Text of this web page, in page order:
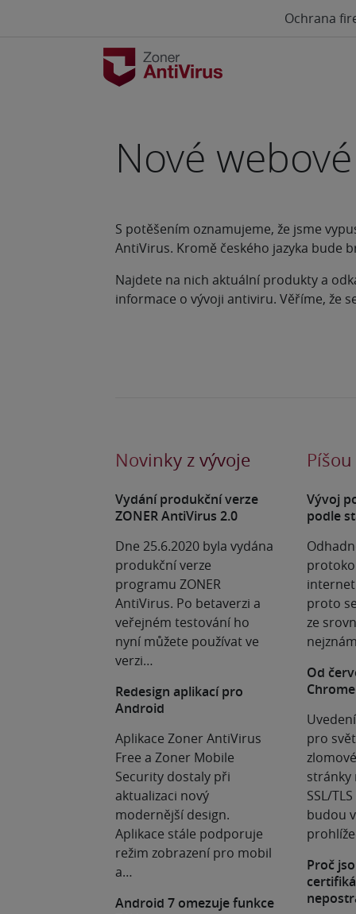
Ochrana
Nové
S potěšením oznamujeme, že jsme
AntiVirus. Kromě českého jazyka bude
Najdete na nich aktuální produkty a
informace o vývoji antiviru. Věříme, že
Novinky z vývoje
Vydání produkční verze
ZONER AntiVirus 2.0
Dne 25.6.2020 byla vydána
produkční verze
programu ZONER
AntiVirus. Po betaverzi a
veřejném testování ho
nyní můžete používat ve
verzi…
Redesign aplikací pro
Android
Aplikace Zoner AntiVirus
Free a Zoner Mobile
Security dostaly při
aktualizaci nový
modernější design.
Aplikace stále podporuje
režim zobrazení pro mobil
a…
Android 7 omezuje funkce
Vývoj
podle
proto
ze
Od
pro
stránky
SSL/
budou
Proč